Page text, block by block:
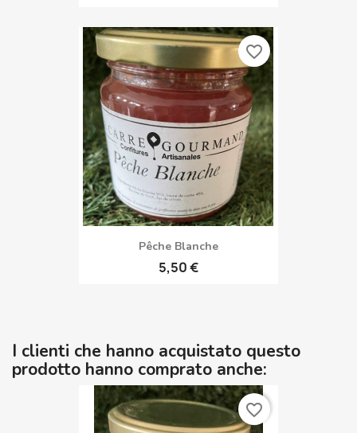
Pêche Blanche
5,50 €
favorite_border
I clienti che hanno acquistato questo
prodotto hanno comprato anche:
favorite_border